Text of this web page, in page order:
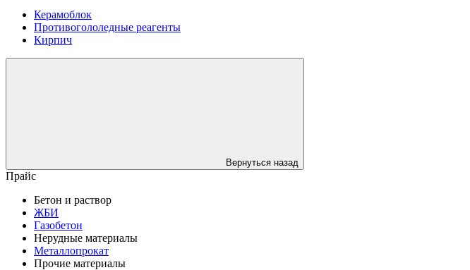
Керамоблок
Противогололедные реагенты
Кирпич
Вернуться назад
Прайс
Бетон и раствор
ЖБИ
Газобетон
Нерудные материалы
Металлопрокат
Прочие материалы